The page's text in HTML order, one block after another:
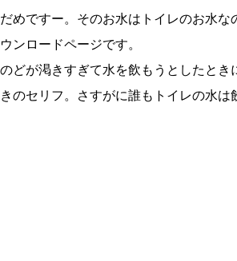
だめですー。そのお水はトイレのお水な
ウンロードページです。
のどが渇きすぎて水を飲もうとしたとき
きのセリフ。さすがに誰もトイレの水は